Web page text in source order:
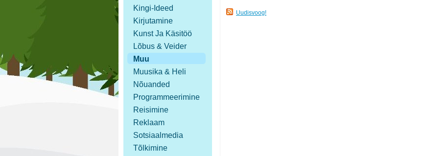
Kingi-Ideed
Kirjutamine
Kunst Ja Käsitöö
Lõbus & Veider
Muu
Muusika & Heli
Nõuanded
Programmeerimine
Reisimine
Reklaam
Sotsiaalmedia
Tõlkimine
Uudisvoog!